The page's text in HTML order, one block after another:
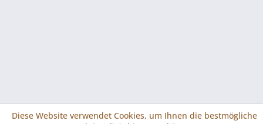
Diese Website verwendet Cookies, um Ihnen die bestmögliche